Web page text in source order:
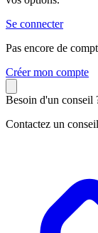
Se connecter
Pas encore de
Créer mon compte
Besoin d'un conseil
Contactez un